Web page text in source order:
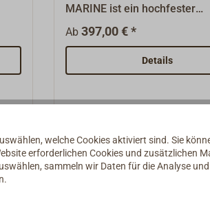
MARINE ist ein hochfester
Wirbelschäkel aus Edelstahl
(AISI 316L). Sein Design
Verbinden von Kette und
weitere Halterungen. Durch
der ULTRA -Anker beim
menschliches einwirken und
reduziert so
Sechskant-
Ab 397,00 € *
Details
welche Cookies aktiviert sind. Sie
erforderlichen Cookies und zusätzlichen
sammeln wir Daten für die Analyse